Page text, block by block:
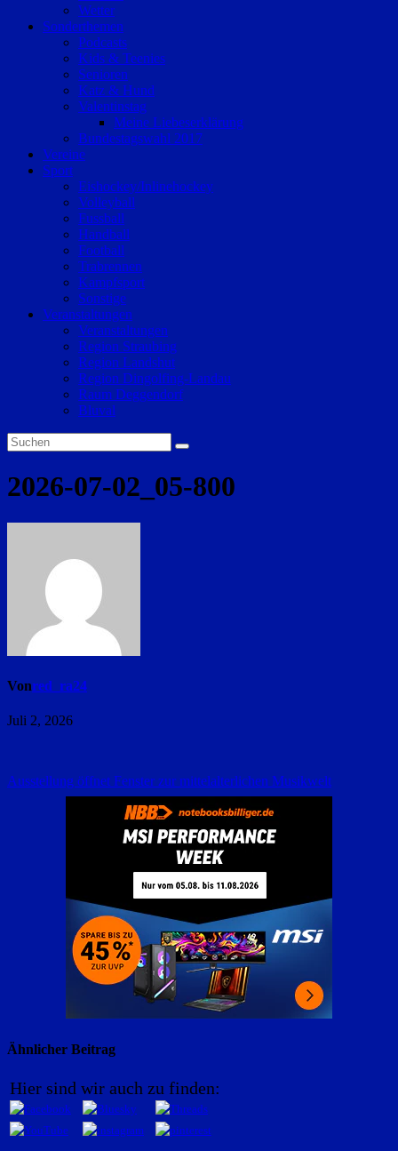
Wetter
Sonderthemen
Podcasts
Kids & Teenies
Senioren
Katz & Hund
Valentinstag
Meine Liebeserklärung
Bundestagswahl 2017
Vereine
Sport
Eishockey/Inlinehockey
Volleyball
Fussball
Handball
Football
Trabrennen
Kampfsport
Sonstige
Veranstaltungen
Veranstaltungen
Region Straubing
Region Landshut
Region Dingolfing-Landau
Raum Deggendorf
Bluval
2026-07-02_05-800
Vonred_ra24
Juli 2, 2026
Beitragsnavigation
Ausstellung öffnet Fenster zur mittelalterlichen Musikwelt
Ähnlicher Beitrag
Hier sind wir auch zu finden: